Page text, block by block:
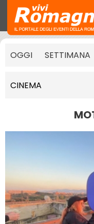
OGGI SETTIMANA
CINEMA